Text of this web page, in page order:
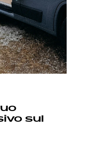
sul